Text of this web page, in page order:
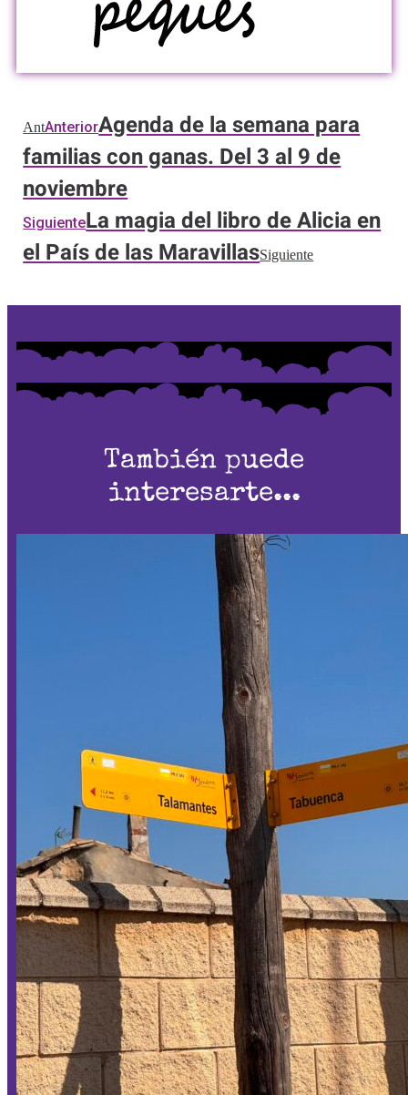
AntAnteriorAgenda de la semana para
familias con ganas. Del 3 al 9 de
noviembre
SiguienteLa magia del libro de Alicia en
el País de las MaravillasSiguiente
También puede
interesarte...